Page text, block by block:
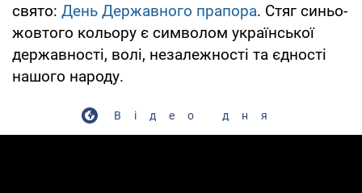
свято: День Державного прапора. Стяг синьо-
жовтого кольору є символом української
державності, волі, незалежності та єдності
нашого народу.
Відео дня